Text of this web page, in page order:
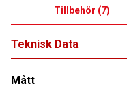
Tillbehör (7)
Teknisk Data
Mått